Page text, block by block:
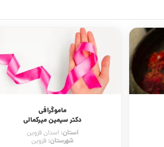
ماموگرافی
دکتر سیمین میرکمالی
استان:استان قزوین
شهرستان: قزوین